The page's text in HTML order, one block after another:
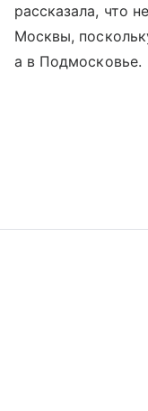
рассказала, что
Москвы,
а в Подмосковье.